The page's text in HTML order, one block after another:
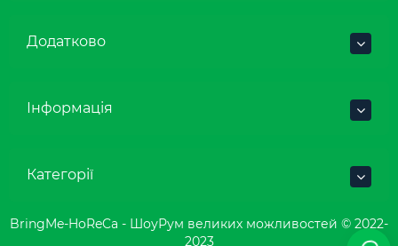
Додатково
Інформація
Категорії
BringMe-HoReCa - ШоуРум великих можливостей © 2022-
2023